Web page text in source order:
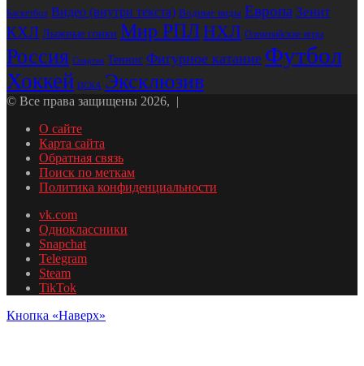
Баскетбол Видео (внутри текста) Водные виды Европа Зенит
КХЛ Лыжные гонки Мир РПЛНХЛ Олимпийские игры
Россия Спартак Теннис Фигурное катание Футбол
Хоккей ЦСКА Эксклюзив
© Все права защищены 2026, |
О сайте
Карта сайта
Обратная связь
Поиск по меткам
Политика конфиденциальности
vk.com
Одноклассники
Snapchat
Telegram
Steam
TikTok
Кнопка «Наверх»